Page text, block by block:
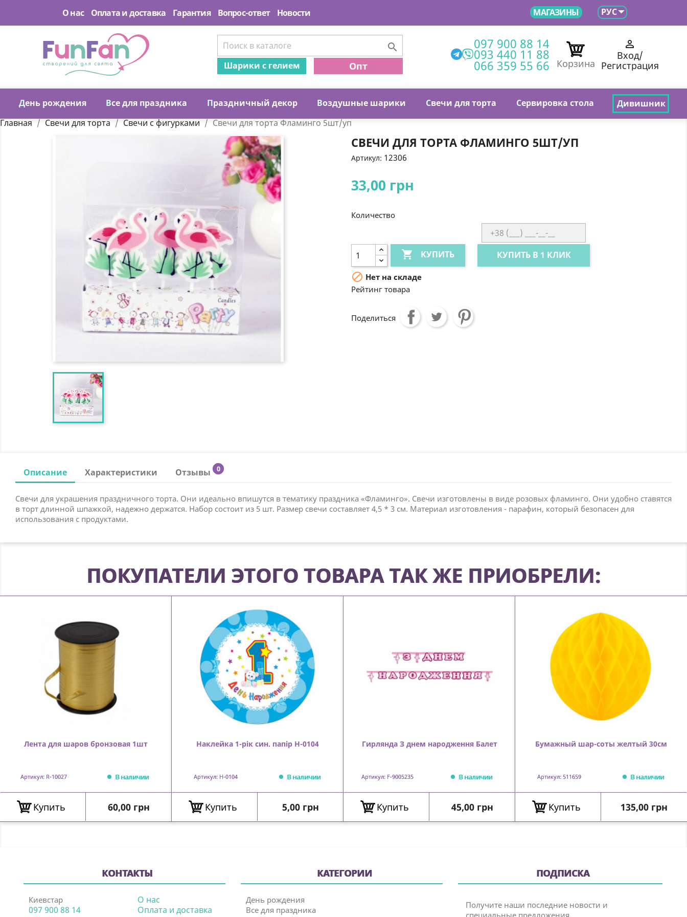
О нас Оплата и доставка Гарантия Вопрос-ответ Новости МАГАЗИНЫ РУС
День рождения Все для праздника Праздничный декор Воздушные шарики Свечи для торта Сервировка стола Дивишник

Шарики с гелием Опт
097 900 88 14
093 440 11 88
066 359 55 66 Корзина

Вход/
Регистрация
Главная Свечи для торта Свечи с фигурками Свечи для торта Фламинго 5шт/уп
СВЕЧИ ДЛЯ ТОРТА ФЛАМИНГО 5ШТ/УП
Артикул: 12306
33,00 грн
Количество
 КУПИТЬ КУПИТЬ В 1 КЛИК
 Нет на складе
Рейтинг товара
Поделиться
Описание Характеристики Отзывы 0
Свечи для украшения праздничного торта. Они идеально впишутся в тематику праздника «Фламинго». Свечи изготовлены в виде розовых фламинго. Они удобно ставятся
в торт длинной шпажкой, надежно держатся. Набор состоит из 5 шт. Размер свечи составляет 4,5 * 3 см. Материал изготовления - парафин, который безопасен для
использования с продуктами.
ПОКУПАТЕЛИ ЭТОГО ТОВАРА ТАК ЖЕ ПРИОБРЕЛИ:
Лента для шаров бронзовая 1шт
Артикул: R-10027 В наличии
Купить Цена
60,00 грн
Наклейка 1-рік син. папір Н-0104
Артикул: Н-0104 В наличии
Купить Цена
5,00 грн
Гирлянда З днем народження Балет
Артикул: F-9005235 В наличии
Купить Цена
45,00 грн
Бумажный шар-соты желтый 30см
Артикул: 511659 В наличии
Купить Цена
135,00 грн
КОНТАКТЫ
Киевстар
097 900 88 14
О нас
Оплата и доставка
КАТЕГОРИИ
День рождения
Все для праздника
ПОДПИСКА
Получите наши последние новости и